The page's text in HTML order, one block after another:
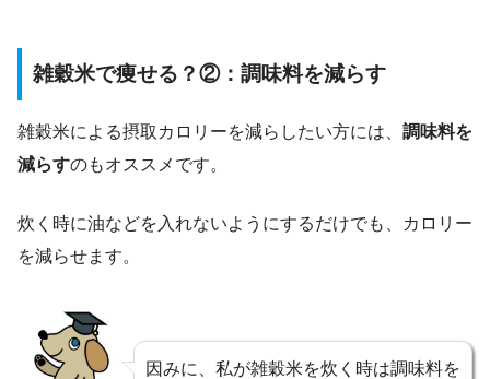
雑穀米で痩せる？②：調味料を減らす
雑穀米による摂取カロリーを減らしたい方には、 調味料を
減らすのもオススメです。
炊く時に油などを入れないようにするだけでも、カロリー
を減らせます。
因みに、私が雑穀米を炊く時は調味料を